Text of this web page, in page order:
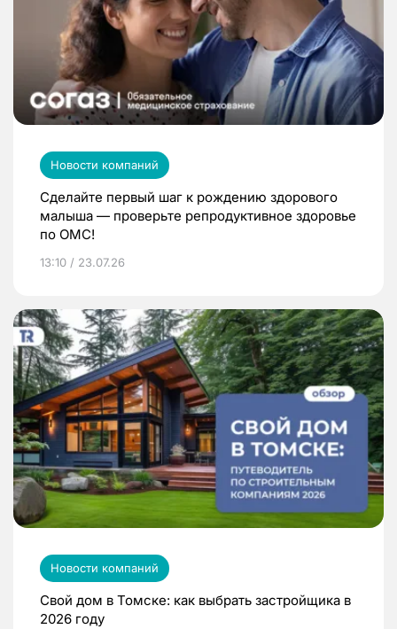
Новости компаний
Сделайте первый шаг к рождению здорового
малыша — проверьте репродуктивное здоровье
по ОМС!
13:10 / 23.07.26
Новости компаний
Свой дом в Томске: как выбрать застройщика в
2026 году